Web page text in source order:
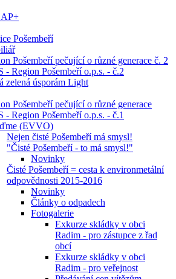
Pošembeří
Pošembeří pečující o různé generace č. 2
- Region Pošembeří o.p.s. - č.2
zelená úsporám Light
Pošembeří pečující o různé generace
- Region Pošembeří o.p.s. - č.1
(EVVO)
Nejen čisté Pošembeří má smysl!
"Čisté Pošembeří - to má smysl!"
Novinky
Čisté Pošembeří = cesta k environmetální
odpovědnosti 2015-2016
Novinky
Články o odpadech
Fotogalerie
Exkurze skládky v obci
Radim - pro zástupce z řad
obcí
Exkurze skládky v obci
Radim - pro veřejnost